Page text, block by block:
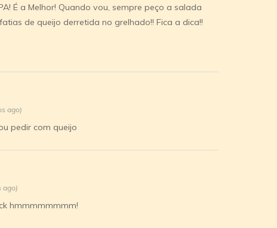
É a Melhor! Quando vou, sempre peço a salada
de queijo derretida no grelhado!! Fica a dica!!
ago)
pedir com queijo
ago)
hmmmmmmmm!